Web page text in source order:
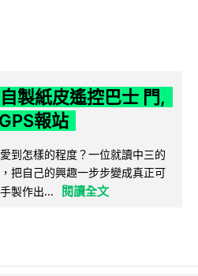
製紙皮遙控巴士 門,
報站
到怎樣的程度？一位就讀中三的
把自己的興趣一步步變成真正可
製作出...
閱讀全文